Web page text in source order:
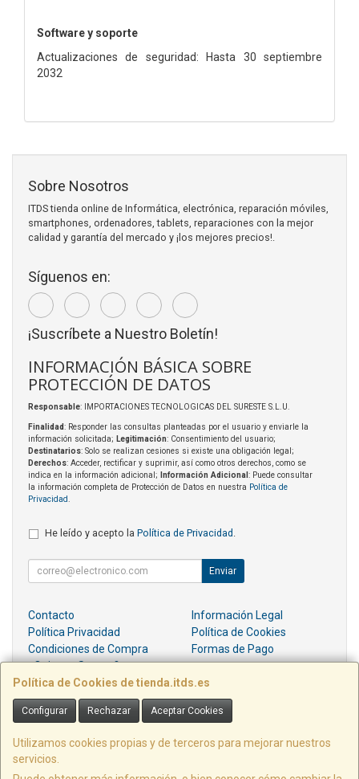
Software y soporte
Actualizaciones de seguridad: Hasta 30 septiembre
2032
Política de Cookies de tienda.itds.es
Configurar Rechazar Aceptar Cookies
Utilizamos cookies propias y de terceros para mejorar nuestros
servicios.
Sobre Nosotros
ITDS tienda online de Informática, electrónica, reparación móviles,
smartphones, ordenadores, tablets, reparaciones con la mejor
calidad y garantía del mercado y ¡los mejores precios!.
Síguenos en:
¡Suscríbete a Nuestro Boletín!
INFORMACIÓN BÁSICA SOBRE
PROTECCIÓN DE DATOS
Responsable: IMPORTACIONES TECNOLOGICAS DEL SURESTE S.L.U.
Finalidad: Responder las consultas planteadas por el usuario y enviarle la
información solicitada; Legitimación: Consentimiento del usuario;
Destinatarios: Solo se realizan cesiones si existe una obligación legal;
Derechos: Acceder, rectificar y suprimir, así como otros derechos, como se
indica en la información adicional;
Información Adicional : Puede consultar
la información completa de Protección de Datos en nuestra Política de
Privacidad
He leído y acepto la Política de Privacidad
Enviar
Contacto
Información Legal
Política Privacidad
Política de Cookies
Condiciones de Compra
Formas de Pago
¿Quienes Somos?
Contacto
pedidos@itds.es